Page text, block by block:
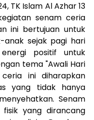
TK Islam Al Azhar 13
senam ceria
ini bertujuan untuk
anak sejak pagi hari
positif untuk
tema "Awali Hari
ini diharapkan
yang tidak hanya
Senam
yang dirancang